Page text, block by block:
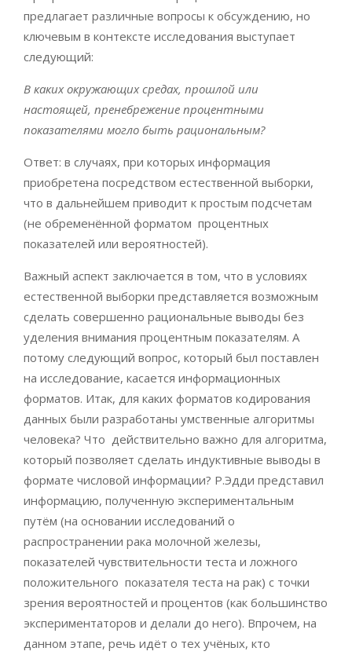
предлагает различные вопросы к обсуждению, но
ключевым в контексте исследования выступает
следующий:
В каких окружающих средах, прошлой или
настоящей, пренебрежение процентными
показателями могло быть рациональным?
Ответ: в случаях, при которых информация
приобретена посредством естественной выборки,
что в дальнейшем приводит к простым подсчетам
(не обременённой форматом процентных
показателей или вероятностей).
Важный аспект заключается в том, что в условиях
естественной выборки представляется возможным
сделать совершенно рациональные выводы без
уделения внимания процентным показателям. А
потому следующий вопрос, который был поставлен
на исследование, касается информационных
форматов. Итак, для каких форматов кодирования
данных были разработаны умственные алгоритмы
человека? Что действительно важно для алгоритма,
который позволяет сделать индуктивные выводы в
формате числовой информации? Р.Эдди представил
информацию, полученную экспериментальным
путём (на основании исследований о
распространении рака молочной железы,
показателей чувствительности теста и ложного
положительного показателя теста на рак) с точки
зрения вероятностей и процентов (как большинство
экспериментаторов и делали до него). Впрочем, на
данном этапе, речь идёт о тех учёных, кто